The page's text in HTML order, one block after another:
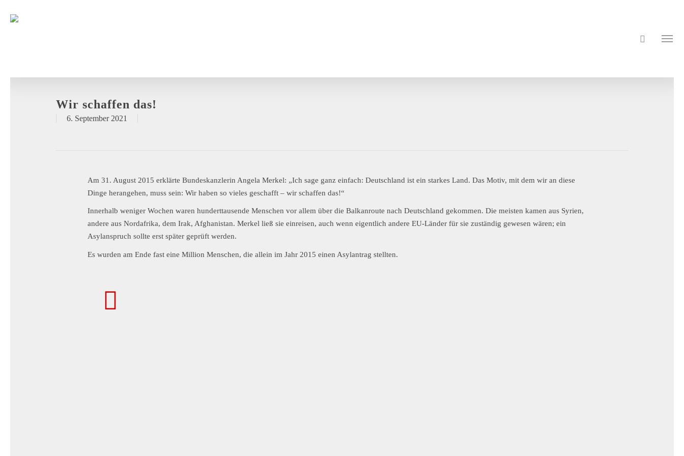
Wir schaffen das!
6. September 2021
Am 31. August 2015 erklärte Bundeskanzlerin Angela Merkel: „Ich sage ganz einfach: Deutschland ist ein starkes Land. Das Motiv, mit dem wir an diese
Dinge herangehen, muss sein: Wir haben so vieles geschafft – wir schaffen das!“
Innerhalb weniger Wochen waren hunderttausende Menschen vor allem über die Balkanroute nach Deutschland gekommen. Die meisten kamen aus Syrien,
andere aus Nordafrika, dem Irak, Afghanistan. Merkel ließ sie einreisen, auch wenn eigentlich andere EU-Länder für sie zuständig gewesen wären; ein
Asylanspruch sollte erst später geprüft werden.
Es wurden am Ende fast eine Million Menschen, die allein im Jahr 2015 einen Asylantrag stellten.